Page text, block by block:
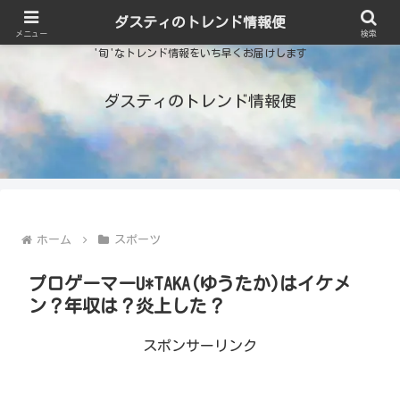
'旬'なトレンド情報をいち早くお届けします
ダスティのトレンド情報便
ホーム スポーツ
プロゲーマーU*TAKA(ゆうたか)はイケメ
ン？年収は？炎上した？
スポンサーリンク
メニュー
ダスティのトレンド情報便
検索